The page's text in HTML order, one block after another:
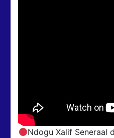
Ndogu Xalif Seneraal